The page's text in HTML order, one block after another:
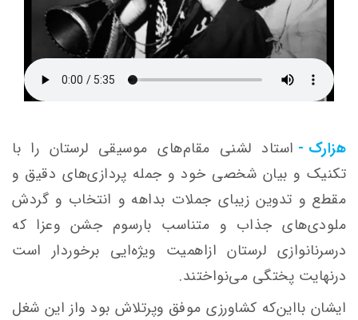
هزارک - استاد لشنی مقام‌های موسیقی لرستان را با
تکنیک و بیان شخصی خود و جمله پردازی‌های دقیق و
مقطع و تدوین زیبای جملات بداهه و انتخاب و گردش
ملودی‌های جذاب و متناسب بارسوم جشن وعزا که
درسرنانوازی لرستان ازاهمیت ویژه‌ایی برخوردار است
درنهایت پختگی می‌نواختند.
ایشان بااین‌که کشاورزی موفق وپرتلاش بود واز این شغل